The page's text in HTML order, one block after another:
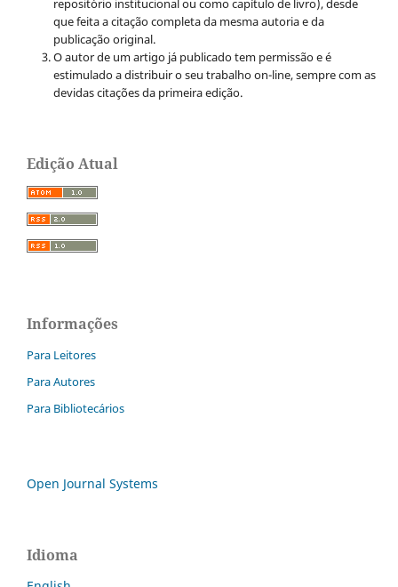
repositório institucional ou como capítulo de livro), desde
que feita a citação completa da mesma autoria e da
publicação original.
O autor de um artigo já publicado tem permissão e é
estimulado a distribuir o seu trabalho on-line, sempre com as
devidas citações da primeira edição.
Edição Atual
Informações
Para Leitores
Para Autores
Para Bibliotecários
Open Journal Systems
Idioma